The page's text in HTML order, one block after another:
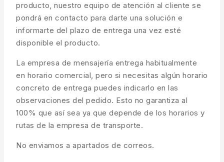
producto, nuestro equipo de atención al cliente se
pondrá en contacto para darte una solución e
informarte del plazo de entrega una vez esté
disponible el producto.
La empresa de mensajería entrega habitualmente
en horario comercial, pero si necesitas algún horario
concreto de entrega puedes indicarlo en las
observaciones del pedido. Esto no garantiza al
100% que así sea ya que depende de los horarios y
rutas de la empresa de transporte.
No enviamos a apartados de correos.